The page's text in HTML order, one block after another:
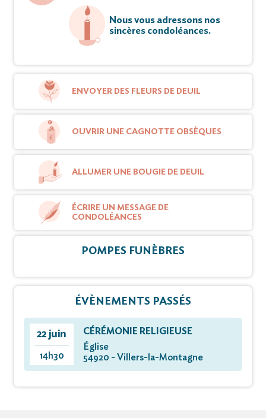
Nous vous adressons nos
sincères condoléances.
ENVOYER DES FLEURS DE DEUIL
OUVRIR UNE CAGNOTTE OBSÈQUES
ALLUMER UNE BOUGIE DE DEUIL
ÉCRIRE UN MESSAGE DE
CONDOLÉANCES
POMPES FUNÈBRES
ÉVÈNEMENTS PASSÉS
22 juin
14h30
CÉRÉMONIE RELIGIEUSE
Église
54920 - Villers-la-Montagne